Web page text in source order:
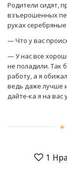
Родители сидят,
взъерошенных
руках
— Что у вас
— У нас все
не поладили. Так
работу, а я
ведь даже лучше
дайте-ка я на
1